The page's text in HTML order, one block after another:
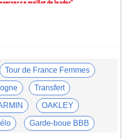
ce maillot de leader"
06/08
féminin progresse, mais…"
un talentueux sprinteur allemand
Tour de France Femmes
Transfert
OAKLEY
Garde-boue BBB